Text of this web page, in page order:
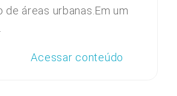
de áreas urbanas.Em um
Acessar conteúdo